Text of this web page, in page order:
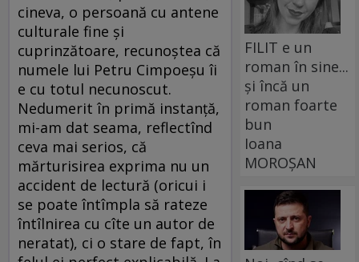
cineva, o persoană cu antene
culturale fine și
cuprinzătoare, recunoștea că
numele lui Petru Cimpoeșu îi
e cu totul necunoscut.
Nedumerit în primă instanță,
mi-am dat seama, reflectînd
ceva mai serios, că
mărturisirea exprima nu un
accident de lectură (oricui i
se poate întîmpla să rateze
întîlnirea cu cîte un autor de
neratat), ci o stare de fapt, în
FILIT e un
roman în sine...
și încă un
roman foarte
bun
Ioana
MOROȘAN